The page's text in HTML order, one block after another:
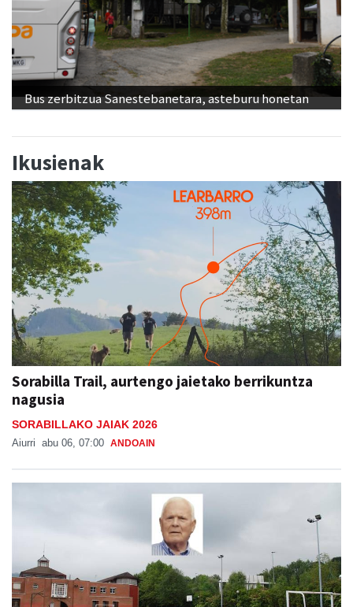
Bus zerbitzua Sanestebanetara, asteburu honetan
Ikusienak
Sorabilla Trail, aurtengo jaietako berrikuntza
nagusia
SORABILLAKO JAIAK 2026
Aiurri abu 06, 07:00 ANDOAIN